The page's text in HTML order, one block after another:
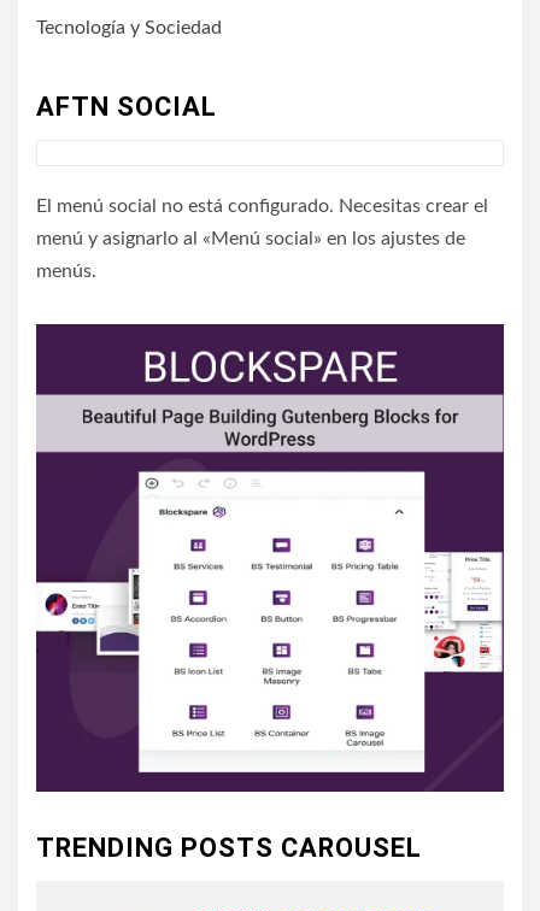
Tecnología y Sociedad
AFTN SOCIAL
El menú social no está configurado. Necesitas crear el
menú y asignarlo al «Menú social» en los ajustes de
menús.
TRENDING POSTS CAROUSEL